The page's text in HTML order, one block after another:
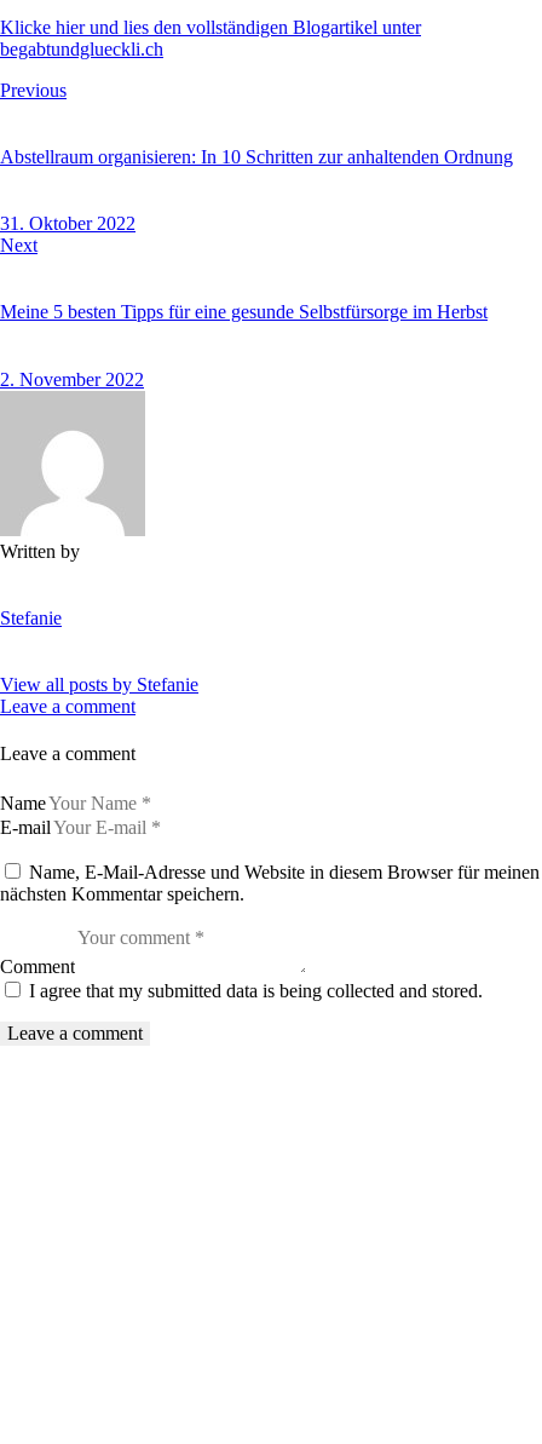
Klicke hier und lies den vollständigen Blogartikel unter
begabtundglueckli.ch
Beitragsnavigation
Previous
Abstellraum organisieren: In 10 Schritten zur anhaltenden Ordnung
31. Oktober 2022
Next
Meine 5 besten Tipps für eine gesunde Selbstfürsorge im Herbst
2. November 2022
Written by
Stefanie
View all posts by Stefanie
Leave a comment
Leave a comment
Name
E-mail
Name, E-Mail-Adresse und Website in diesem Browser für meinen
nächsten Kommentar speichern.
Comment
I agree that my submitted data is being collected and stored.